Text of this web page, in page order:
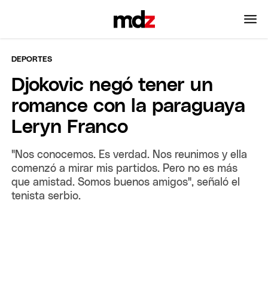
DEPORTES
Djokovic negó tener un
romance con la paraguaya
Leryn Franco
"Nos conocemos. Es verdad. Nos reunimos y ella
comenzó a mirar mis partidos. Pero no es más
que amistad. Somos buenos amigos", señaló el
tenista serbio.